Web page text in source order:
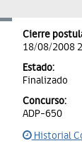
Cierre
18/08/2008
Estado:
Finalizado
Concurso:
ADP-650
Historial